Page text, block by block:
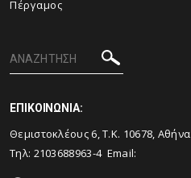
Πέργαμος
ΕΠΙΚΟΙΝΩΝΙΑ:
Θεμιστοκλέους 6, Τ.Κ. 10678, Αθήνα
Τηλ: 2103688963-4 Email: